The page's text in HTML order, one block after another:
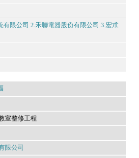
有限公司 2.禾聯電器股份有限公司 3.宏朮
室整修工程
限公司